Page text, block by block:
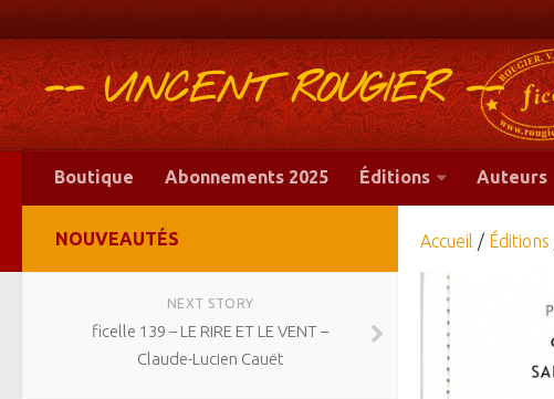
-- VINCENT ROUGIER --
Boutique Abonnements 2025 Éditions Auteurs
Accueil / Éditions
NOUVEAUTÉS
NEXT STORY
ficelle 139 – LE RIRE ET LE VENT –
Claude-Lucien Cauët